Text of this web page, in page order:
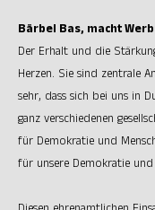
Bärbel Bas, macht
Der Erhalt und die
Herzen. Sie sind zentrale
sehr, dass sich bei uns in
ganz verschiedenen
für Demokratie und
für unsere Demokratie und